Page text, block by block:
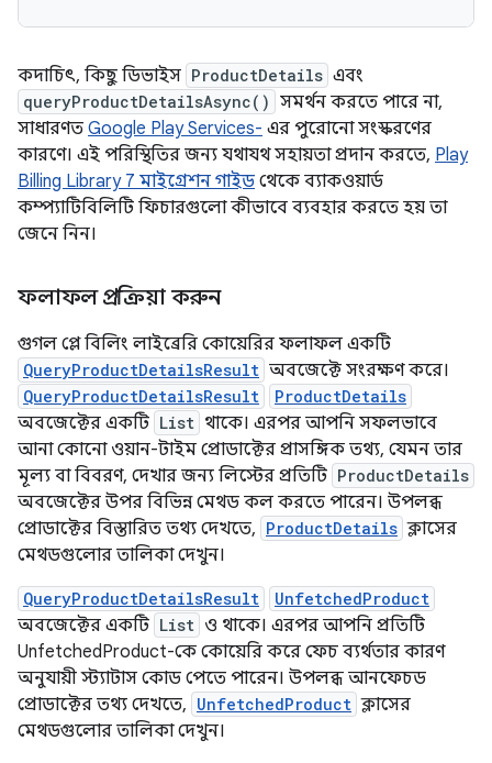
কদাচিৎ, কিছু ডিভাইস ProductDetails এবং
queryProductDetailsAsync() সমর্থন করতে পারে না,
সাধারণত Google Play Services- এর পুরোনো সংস্করণের
কারণে। এই পরিস্থিতির জন্য যথাযথ সহায়তা প্রদান করতে, Play
Billing Library 7 মাইগ্রেশন গাইড থেকে ব্যাকওয়ার্ড
কম্প্যাটিবিলিটি ফিচারগুলো কীভাবে ব্যবহার করতে হয় তা
জেনে নিন।
ফলাফল প্রক্রিয়া করুন
গুগল প্লে বিলিং লাইব্রেরি কোয়েরির ফলাফল একটি
QueryProductDetailsResult অবজেক্টে সংরক্ষণ করে।
QueryProductDetailsResult ProductDetails
অবজেক্টের একটি List থাকে। এরপর আপনি সফলভাবে
আনা কোনো ওয়ান-টাইম প্রোডাক্টের প্রাসঙ্গিক তথ্য, যেমন তার
মূল্য বা বিবরণ, দেখার জন্য লিস্টের প্রতিটি ProductDetails
অবজেক্টের উপর বিভিন্ন মেথড কল করতে পারেন। উপলব্ধ
প্রোডাক্টের বিস্তারিত তথ্য দেখতে, ProductDetails ক্লাসের
মেথডগুলোর তালিকা দেখুন।
QueryProductDetailsResult UnfetchedProduct
অবজেক্টের একটি List ও থাকে। এরপর আপনি প্রতিটি
UnfetchedProduct-কে কোয়েরি করে ফেচ ব্যর্থতার কারণ
অনুযায়ী স্ট্যাটাস কোড পেতে পারেন। উপলব্ধ আনফেচড
প্রোডাক্টের তথ্য দেখতে, UnfetchedProduct ক্লাসের
মেথডগুলোর তালিকা দেখুন।